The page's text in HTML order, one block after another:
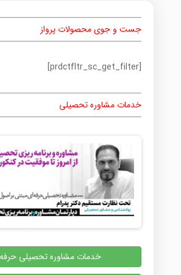
جست و جوی محصولات پرواز
[prdctfltr_sc_get_filter]
خدمات مشاوره تحصیلی
خدمات مشاوره تحصیلی